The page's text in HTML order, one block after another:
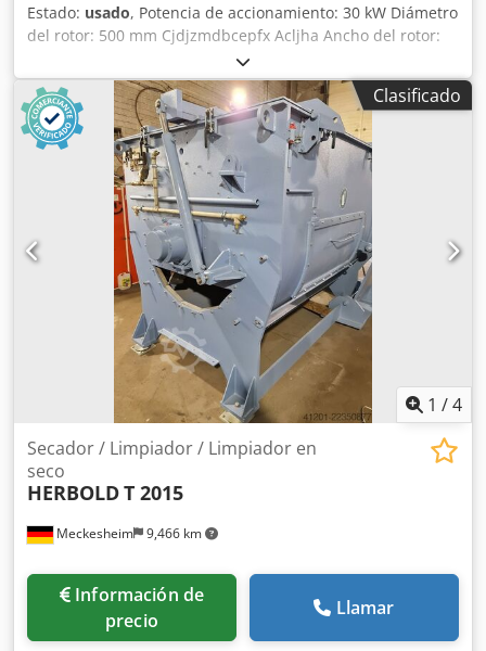
Estado: usado, Potencia de accionamiento: 30 kW Diámetro
del rotor: 500 mm Cjdjzmdbcepfx Acljha Ancho del rotor:
Clasificado
1 /4
Meckesheim 9,466 km
Secador / Limpiador / Limpiador en
seco
HERBOLDT 2015
Información de
precio
Llamar